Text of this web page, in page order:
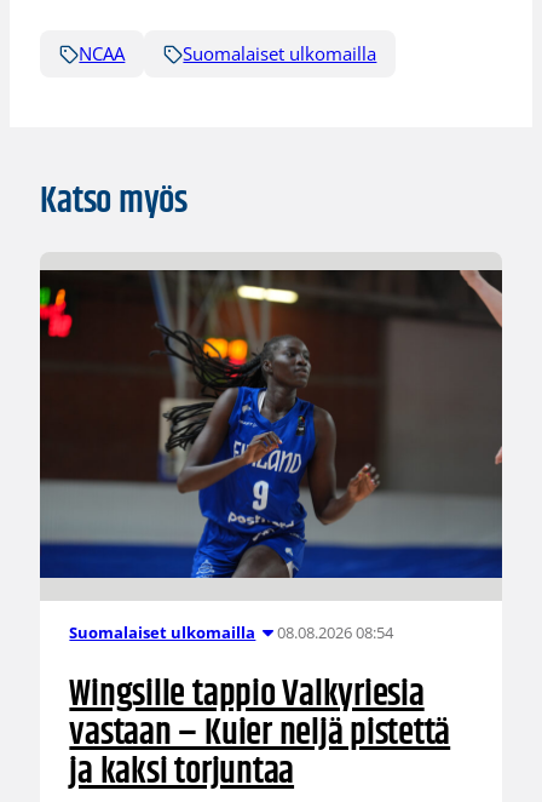
NCAA Suomalaiset ulkomailla
Katso myös
Suomalaiset ulkomailla 08.08.2026 08:54
Wingsille tappio Valkyriesia
vastaan – Kuier neljä pistettä
ja kaksi torjuntaa